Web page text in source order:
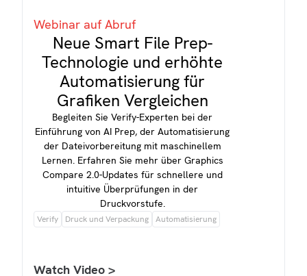
Webinar auf Abruf
Neue Smart File Prep-
Technologie und erhöhte
Automatisierung für
Grafiken Vergleichen
Begleiten Sie Verify-Experten bei der
Einführung von AI Prep, der Automatisierung
der Dateivorbereitung mit maschinellem
Lernen. Erfahren Sie mehr über Graphics
Compare 2.0-Updates für schnellere und
intuitive Überprüfungen in der
Druckvorstufe.
Verify Druck und Verpackung Automatisierung
Watch Video >